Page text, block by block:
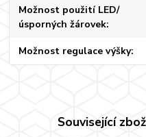
Možnost použití LED/
úsporných žárovek
Možnost regulace výšky
Související